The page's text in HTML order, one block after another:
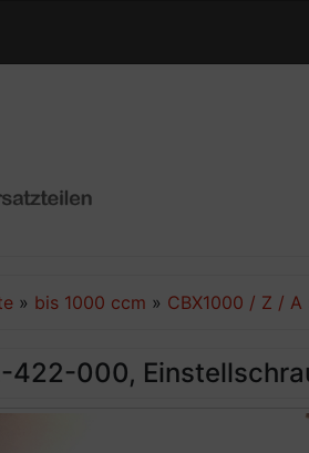
» bis 1000 ccm » CBX1000 / Z / A
422-000,